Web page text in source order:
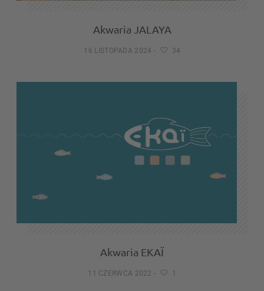
Akwaria JALAYA
16 LISTOPADA 2024 - 34
Akwaria EKAÏ
11 CZERWCA 2022 - 1